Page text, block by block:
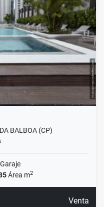
BALBOA (CP)
Garaje
Área m2
Venta